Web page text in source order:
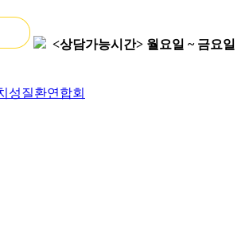
<상담가능시간> 월요일 ~ 금요일